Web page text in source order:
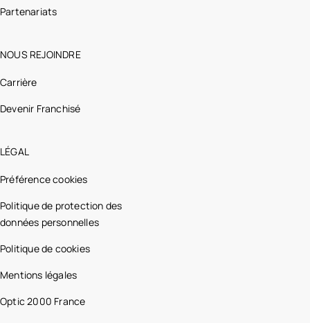
Partenariats
NOUS REJOINDRE
Carrière
Devenir Franchisé
LÉGAL
Préférence cookies
Politique de protection des
données personnelles
Politique de cookies
Mentions légales
Optic 2000 France